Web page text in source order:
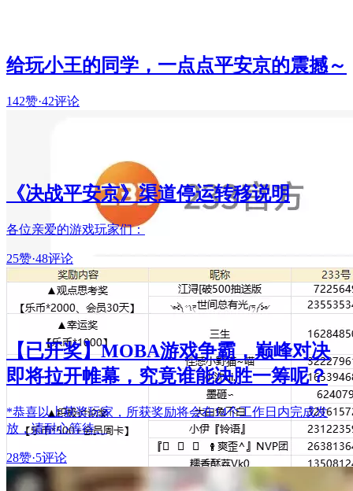
给玩小王的同学，一点点平安京的震撼～
142赞·42评论
《决战平安京》渠道停运转移说明
各位亲爱的游戏玩家们：
25赞·48评论
【已开奖】MOBA游戏争霸，巅峰对决
即将拉开帷幕，究竟谁能决胜一筹呢？
*恭喜以上获奖玩家，所获奖励将会在14个工作日内完成发
放，请耐心等待。
28赞·5评论